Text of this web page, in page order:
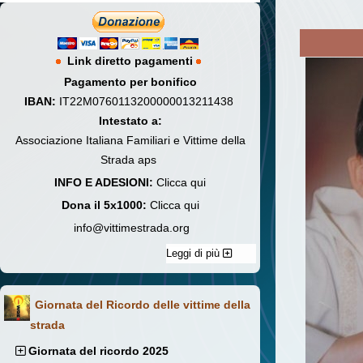
Link diretto pagamenti
Pagamento per bonifico
IBAN: IT22M0760113200000013211438
Intestato a:
Associazione Italiana Familiari e Vittime della
Strada aps
INFO E ADESIONI: Clicca qui
Dona il 5x1000: Clicca qui
info@vittimestrada.org
Leggi di più
Giornata del Ricordo delle vittime della
strada
Giornata del ricordo 2025